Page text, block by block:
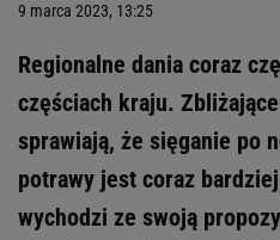
9 marca 2023, 13:25
Regionalne dania coraz
częściach kraju.
sprawiają, że sięganie po
potrawy jest coraz
wychodzi ze swoją